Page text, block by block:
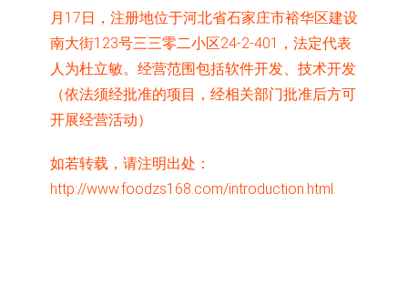
月17日，注册地位于河北省石家庄市裕华区建设
南大街123号三三零二小区24-2-401，法定代表
人为杜立敏。经营范围包括软件开发、技术开发
（依法须经批准的项目，经相关部门批准后方可
开展经营活动）
如若转载，请注明出处：
http://www.foodzs168.com/introduction.html